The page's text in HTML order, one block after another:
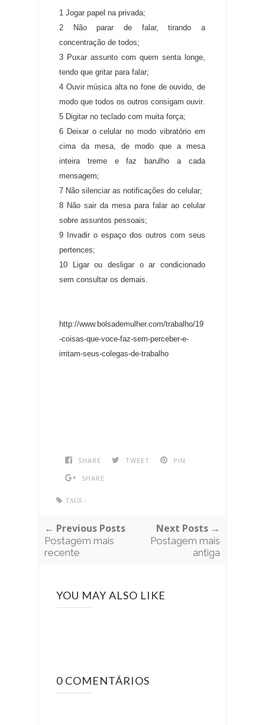
1 Jogar papel na privada;
2 Não parar de falar, tirando a
concentração de todos;
3 Puxar assunto com quem senta longe,
tendo que gritar para falar;
4 Ouvir música alta no fone de ouvido, de
modo que todos os outros consigam ouvir.
5 Digitar no teclado com muita força;
6 Deixar o celular no modo vibratório em
cima da mesa, de modo que a mesa
inteira treme e faz barulho a cada
mensagem;
7 Não silenciar as notificações do celular;
8 Não sair da mesa para falar ao celular
sobre assuntos pessoais;
9 Invadir o espaço dos outros com seus
pertences;
10 Ligar ou desligar o ar condicionado
sem consultar os demais.
http://www.bolsademulher.com/trabalho/19
-coisas-que-voce-faz-sem-perceber-e-
irritam-seus-colegas-de-trabalho
SHARE TWEET
PIN
SHARE
TAGS :
← Previous Posts
Postagem mais
recente
Next Posts →
Postagem mais
antiga
YOU MAY ALSO LIKE
0 COMENTÁRIOS